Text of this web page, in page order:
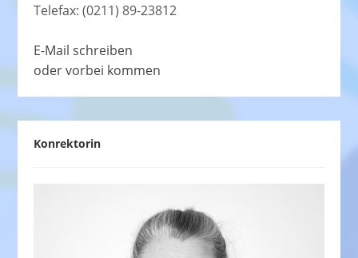
Telefax: (0211) 89-23812
E-Mail schreiben
oder vorbei kommen
Konrektorin